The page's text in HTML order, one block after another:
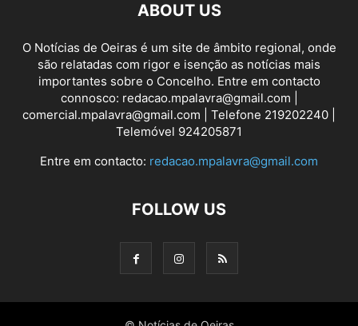
ABOUT US
O Notícias de Oeiras é um site de âmbito regional, onde
são relatadas com rigor e isenção as notícias mais
importantes sobre o Concelho. Entre em contacto
connosco: redacao.mpalavra@gmail.com |
comercial.mpalavra@gmail.com | Telefone 219202240 |
Telemóvel 924205871
Entre em contacto: redacao.mpalavra@gmail.com
FOLLOW US